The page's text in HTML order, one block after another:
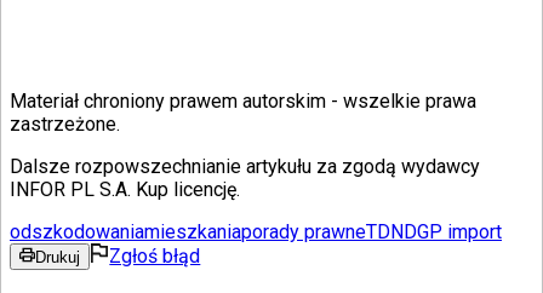
Materiał chroniony prawem autorskim - wszelkie prawa
zastrzeżone.
Dalsze rozpowszechnianie artykułu za zgodą wydawcy
INFOR PL S.A. Kup licencję.
odszkodowaniamieszkaniaporady prawneTDNDGP import
Drukuj Zgłoś błąd